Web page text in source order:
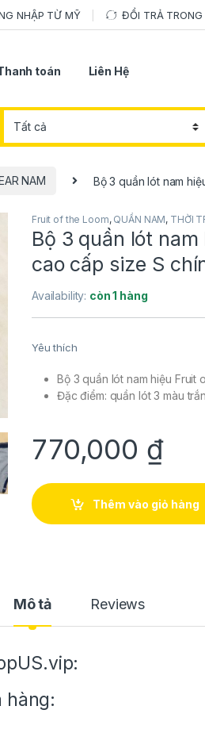
NHẬP TỪ MỸ ĐỔI TRẢ TRONG
toán Liên Hệ
NAM Bộ 3 quần lót nam
Fruit of the Loom, QUẦN NAM, THỜI
Bộ 3 quần lót
cao cấp size S
Availability: còn 1 hàng
Yêu thích
Bộ 3 quần lót nam hiệu Fruit
Đặc điểm: quần lót 3 màu
770,000 ₫
Thêm vào giỏ hàng
Mô tả Reviews
hàng: